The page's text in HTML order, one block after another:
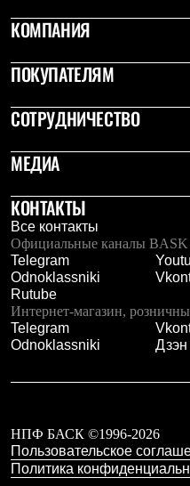
КОМПАНИЯ
ПОКУПАТЕЛЯМ
СОТРУДНИЧЕСТВО
МЕДИА
КОНТАКТЫ
Все контакты
Официальные каналы BASK
Telegram
Odnoklassniki
Rutube
Интернет-магазин,
Telegram
Odnoklassniki
Дзэн
НПФ БАСК ©1996-2026
Пользовательское
Политика